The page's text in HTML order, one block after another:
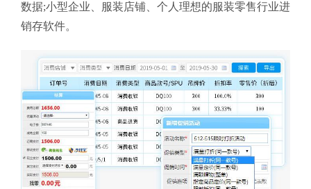
数据;小型企业、服装店铺、个人理想的服装零售行业进
销存软件。